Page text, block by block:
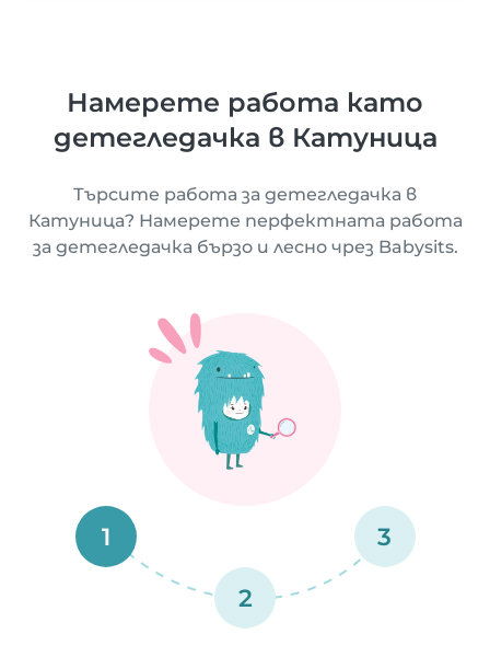
Намерете работа като
детегледачка в Катуница
Търсите работа за детегледачка в
Катуница? Намерете перфектната работа
за детегледачка бързо и лесно чрез Babysits.
1
2
3